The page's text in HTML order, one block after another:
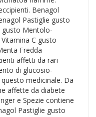
Benagol
Pastiglie gusto
gusto Mentolo-
C gusto
Fredda
affetti da rari
di glucosio-
medicinale. Da
affette da diabete
e Spezie contiene
Pastiglie gusto